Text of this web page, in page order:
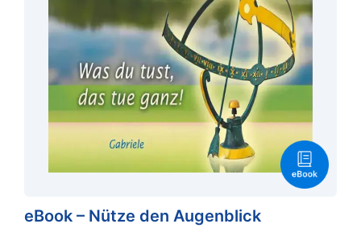
eBook – Nütze den Augenblick